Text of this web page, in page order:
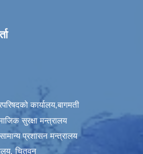
कार्यालय,बागमती
सुरक्षा मन्त्रालय
प्रशासन मन्त्रालय
चितवन